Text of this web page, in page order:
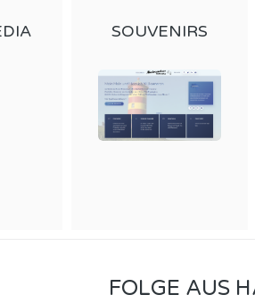
SOUVENIRS
FOLGE AUS